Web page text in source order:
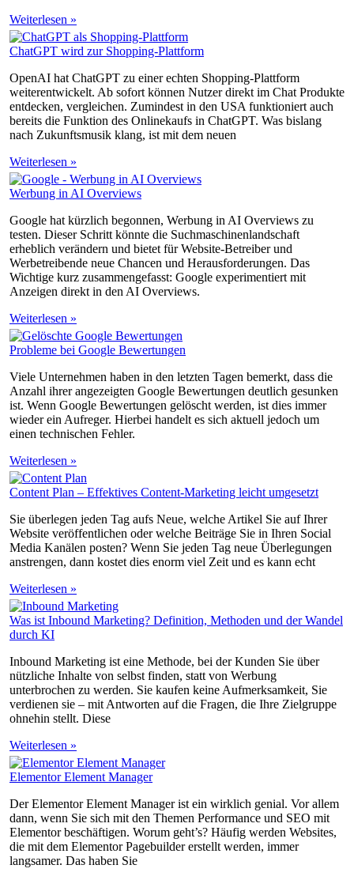
Weiterlesen »
ChatGPT wird zur Shopping-Plattform
OpenAI hat ChatGPT zu einer echten Shopping-Plattform
weiterentwickelt. Ab sofort können Nutzer direkt im Chat Produkte
entdecken, vergleichen. Zumindest in den USA funktioniert auch
bereits die Funktion des Onlinekaufs in ChatGPT. Was bislang
nach Zukunftsmusik klang, ist mit dem neuen
Weiterlesen »
Werbung in AI Overviews
Google hat kürzlich begonnen, Werbung in AI Overviews zu
testen. Dieser Schritt könnte die Suchmaschinenlandschaft
erheblich verändern und bietet für Website-Betreiber und
Werbetreibende neue Chancen und Herausforderungen. Das
Wichtige kurz zusammengefasst: Google experimentiert mit
Anzeigen direkt in den AI Overviews.
Weiterlesen »
Probleme bei Google Bewertungen
Viele Unternehmen haben in den letzten Tagen bemerkt, dass die
Anzahl ihrer angezeigten Google Bewertungen deutlich gesunken
ist. Wenn Google Bewertungen gelöscht werden, ist dies immer
wieder ein Aufreger. Hierbei handelt es sich aktuell jedoch um
einen technischen Fehler.
Weiterlesen »
Content Plan – Effektives Content-Marketing leicht umgesetzt
Sie überlegen jeden Tag aufs Neue, welche Artikel Sie auf Ihrer
Website veröffentlichen oder welche Beiträge Sie in Ihren Social
Media Kanälen posten? Wenn Sie jeden Tag neue Überlegungen
anstrengen, dann kostet dies enorm viel Zeit und es kann echt
Weiterlesen »
Was ist Inbound Marketing? Definition, Methoden und der Wandel
durch KI
Inbound Marketing ist eine Methode, bei der Kunden Sie über
nützliche Inhalte von selbst finden, statt von Werbung
unterbrochen zu werden. Sie kaufen keine Aufmerksamkeit, Sie
verdienen sie – mit Antworten auf die Fragen, die Ihre Zielgruppe
ohnehin stellt. Diese
Weiterlesen »
Elementor Element Manager
Der Elementor Element Manager ist ein wirklich genial. Vor allem
dann, wenn Sie sich mit den Themen Performance und SEO mit
Elementor beschäftigen. Worum geht’s? Häufig werden Websites,
die mit dem Elementor Pagebuilder erstellt werden, immer
langsamer. Das haben Sie